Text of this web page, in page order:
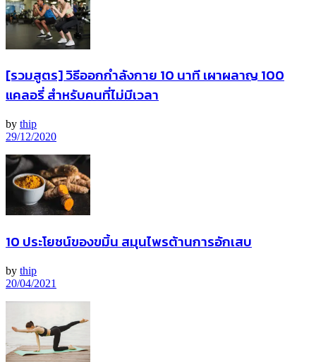
[รวมสูตร] วิธีออกกำลังกาย 10 นาที เผาผลาญ 100
แคลอรี่ สำหรับคนที่ไม่มีเวลา
by thip
29/12/2020
10 ประโยชน์ของขมิ้น สมุนไพรต้านการอักเสบ
by thip
20/04/2021